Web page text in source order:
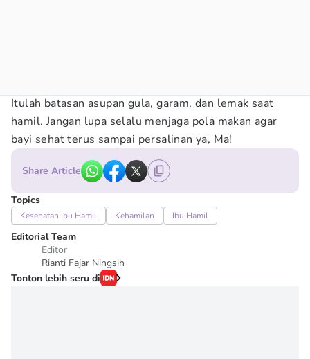
Itulah batasan asupan gula, garam, dan lemak saat
hamil. Jangan lupa selalu menjaga pola makan agar
bayi sehat terus sampai persalinan ya, Ma!
Share Article
Topics
Kesehatan Ibu Hamil Kehamilan Ibu Hamil
Editorial Team
Editor
Rianti Fajar Ningsih
Tonton lebih seru di